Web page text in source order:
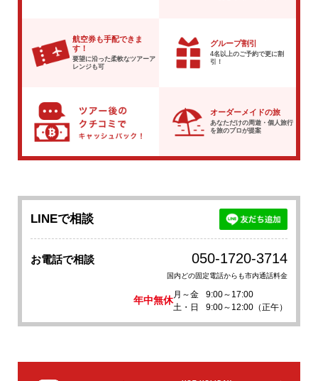
航空券も手配できま
す！
要望に沿った柔軟なツアーア
レンジも可
グループ割引
4名以上のご予約で更に割
引！
オーダーメイドの旅
あなただけの周遊・個人旅行
を旅のプロが提案
LINEで相談
お電話で相談 050-1720-3714
国内どの固定電話からも市内通話料金
年中無休
月～金
9:00～17:00
土・日
9:00～12:00（正午）